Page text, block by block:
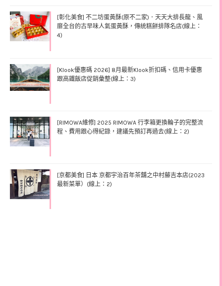
[彰化美食] 不二坊蛋黃酥(原不二家)．天天大排長龍、風
靡全台的古早味人氣蛋黃酥，傳統糕餅排隊名店(線上：
4)
[Klook優惠碼 2026] 8月最新Klook折扣碼、信用卡優惠
跟高鐵飯店促銷彙整(線上：3)
[RIMOWA維修] 2025 RIMOWA 行李箱更換輪子的完整流
程、費用跟心得紀錄，建議先預訂再過去(線上：2)
[京都美食] 日本 京都宇治百年茶舖之中村藤吉本店(2023
最新菜單）(線上：2)